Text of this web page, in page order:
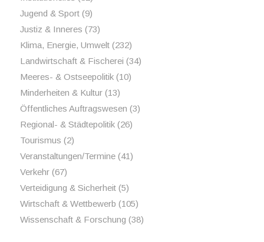
Jugend & Sport(9)
Justiz & Inneres (73)
Klima, Energie, Umwelt(232)
Landwirtschaft & Fischerei (34)
Meeres- & Ostseepolitik(10)
Minderheiten & Kultur(13)
Öffentliches Auftragswesen (3)
Regional- & Städtepolitik(26)
Tourismus (2)
Veranstaltungen/Termine(41)
Verkehr(67)
Verteidigung & Sicherheit(5)
Wirtschaft & Wettbewerb (105)
Wissenschaft & Forschung (38)